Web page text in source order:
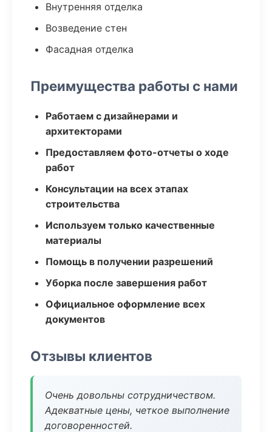
Внутренняя отделка
Возведение стен
Фасадная отделка
Преимущества работы с нами
Работаем с дизайнерами и
архитекторами
Предоставляем фото-отчеты о ходе
работ
Консультации на всех этапах
строительства
Используем только качественные
материалы
Помощь в получении разрешений
Уборка после завершения работ
Официальное оформление всех
документов
Отзывы клиентов
Очень довольны сотрудничеством.
Адекватные цены, четкое выполнение
договоренностей.